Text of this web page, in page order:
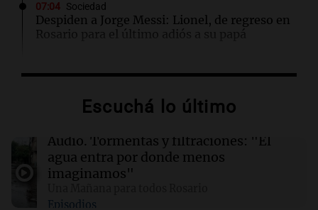
07:04 Sociedad
Despiden a Jorge Messi: Lionel, de regreso en
Rosario para el último adiós a su papá
06:03 Tecnología
su nueva fábrica de semiconductores en Texas
Nagasaki recuerda los horrores de la bomba
atómica en su 81 aniversario
Escuchá lo último
Audio. Tormentas y filtraciones: "El
agua entra por donde menos
imaginamos"
Episodios